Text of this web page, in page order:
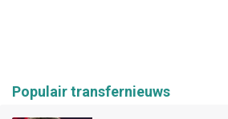
Populair transfernieuws